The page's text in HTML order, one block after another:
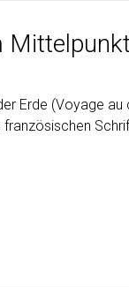
Erde (Voyage